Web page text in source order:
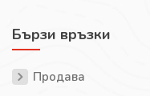
Бързи връзки
Продава